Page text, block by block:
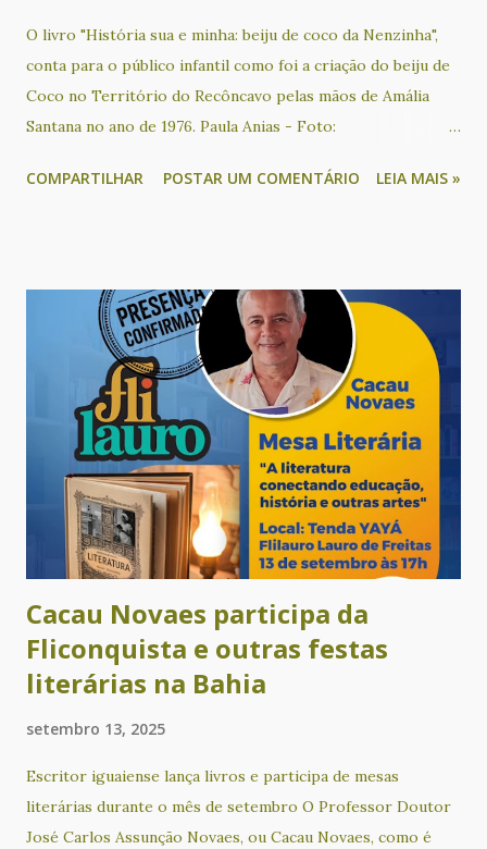
O livro "História sua e minha: beiju de coco da Nenzinha",
conta para o público infantil como foi a criação do beiju de
Coco no Território do Recôncavo pelas mãos de Amália
Santana no ano de 1976. Paula Anias - Foto:
tradição da culinária do recôncavo baiano e conhecer sua
município de Sapeaçu. Ela realizou um processo de
empreendedorismo econômico no Recôncavo baiano
beneficiando centenas de famílias com esse oficio. Quem é a
autora deste livro? Paula Anália Anias é historiadora,
pesquisadora do tema e escreveu o texto que vai compor o
livro. Em entrevista ao site G1 ela disse como chegou até
Dona Nenzinha: “Fizemos um álbum iconográfico, no qual o
aluno devia encontrar um patrimônio histórico ainda não
tombado em seu município. Aí descobrimos essa mulher...
COMPARTILHAR POSTAR UM COMENTÁRIO LEIA MAIS »
Cacau Novaes participa da
Fliconquista e outras festas
literárias na Bahia
setembro 13, 2025
Escritor iguaiense lança livros e participa de mesas
literárias durante o mês de setembro O Professor Doutor
José Carlos Assunção Novaes, ou Cacau Novaes, como é